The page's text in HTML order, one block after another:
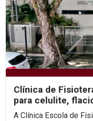
Clínica de
para celulite,
e...
A Clínica Escola de